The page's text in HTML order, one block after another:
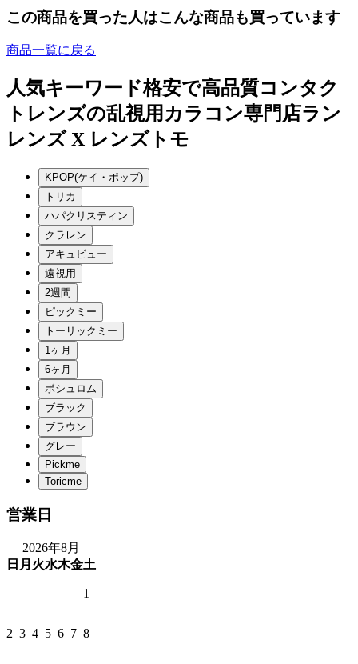
この商品を買った人はこんな商品も買っています
商品一覧に戻る
人気キーワード格安で高品質コンタク
トレンズの乱視用カラコン専門店ラン
レンズ X レンズトモ
営業日
2026年8月
日 月 火水木金土
1
2 3 4 5 6 7 8